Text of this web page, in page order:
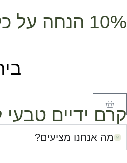
10% הנחה על כל המוצרים!
קרם ידיים טבעי
מה אנחנו מציעים?